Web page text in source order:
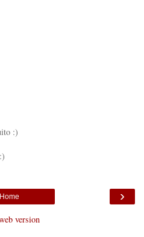
:)
›
Home
version